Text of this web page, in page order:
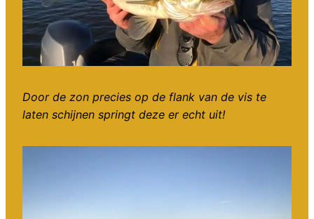
Door de zon precies op de flank van de vis te
laten schijnen springt deze er echt uit!